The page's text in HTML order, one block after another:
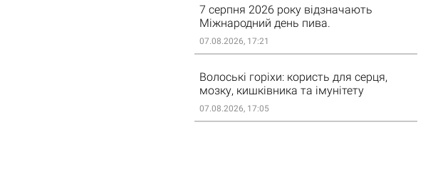
7 серпня 2026 року відзначають
Міжнародний день пива.
07.08.2026, 17:21
Волоські горіхи: користь для серця,
мозку, кишківника та імунітету
07.08.2026, 17:05